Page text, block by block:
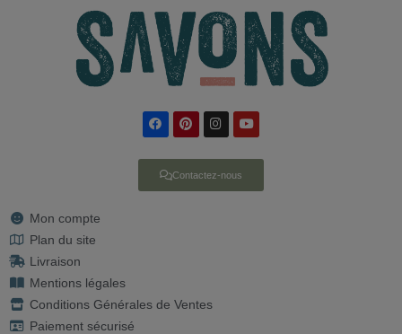
Contactez-nous
Mon compte
Plan du site
Livraison
Mentions légales
Conditions Générales de Ventes
Paiement sécurisé